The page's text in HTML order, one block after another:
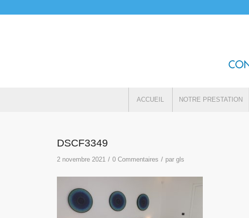
ACCUEIL NOTRE PRESTATION
DSCF3349
2 novembre 2021 / 0 Commentaires / pargls